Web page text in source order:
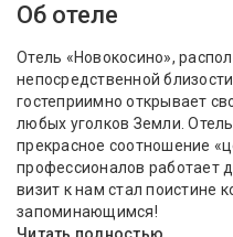
Об отеле
Отель «Новокосино»,
непосредственной
гостеприимно открывает
любых уголков Земли.
прекрасное соотношение
профессионалов работает
визит к нам стал поистине
запоминающимся!